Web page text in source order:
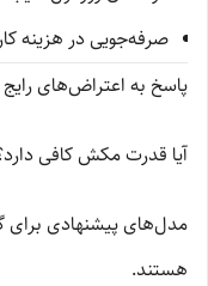
صرفه‌جویی در هزینه
پاسخ به اعتراض‌های رایج
آیا قدرت مکش کافی
مدل‌های پیشنهادی برای
هستند.